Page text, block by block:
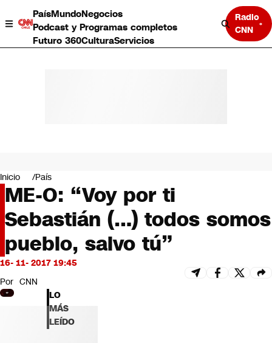
PaísMundoNegocios
Podcast y Programas completos
Futuro 360CulturaServicios
Radio
CNN
Negocios
Deportes
Programas completos
Cultura
Servicios
Bits
CNN tiempo
Futuro 360
Opinión
Inicio País
ME-O: “Voy por ti
Sebastián (…) todos somos
pueblo, salvo tú”
16- 11- 2017 19:45
Por CNN
LO
MÁS
LEÍDO